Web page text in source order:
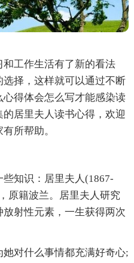
工作生活有了新的看法
择，这样就可以通过不断
得体会怎么写才能感染读
居里夫人读书心得，欢迎
所帮助。
知识：居里夫人(1867-
原籍波兰。居里夫人研究
射性元素，一生获得两次
对什么事情都充满好奇心;